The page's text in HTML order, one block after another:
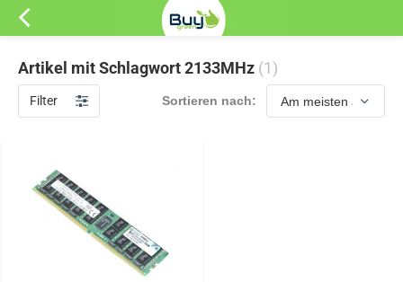
Artikel mit Schlagwort 2133MHz (1)
Filter Sortieren nach: